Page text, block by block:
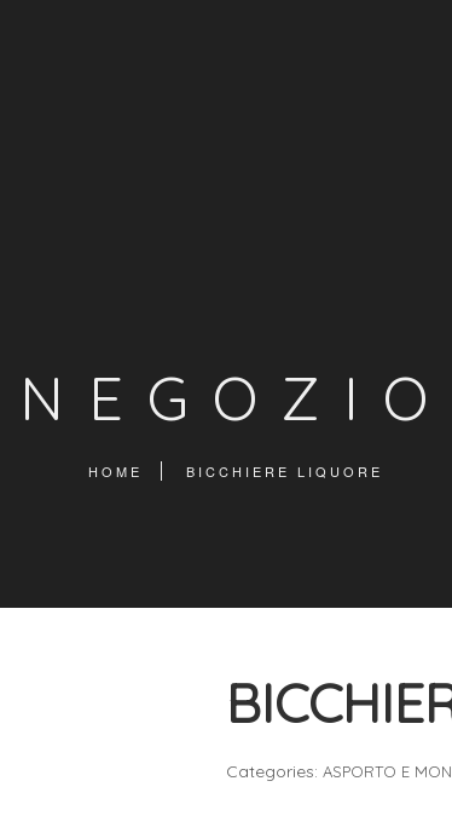
NEGOZIO
HOME BICCHIERE LIQUORE
Categories:ASPORTO E